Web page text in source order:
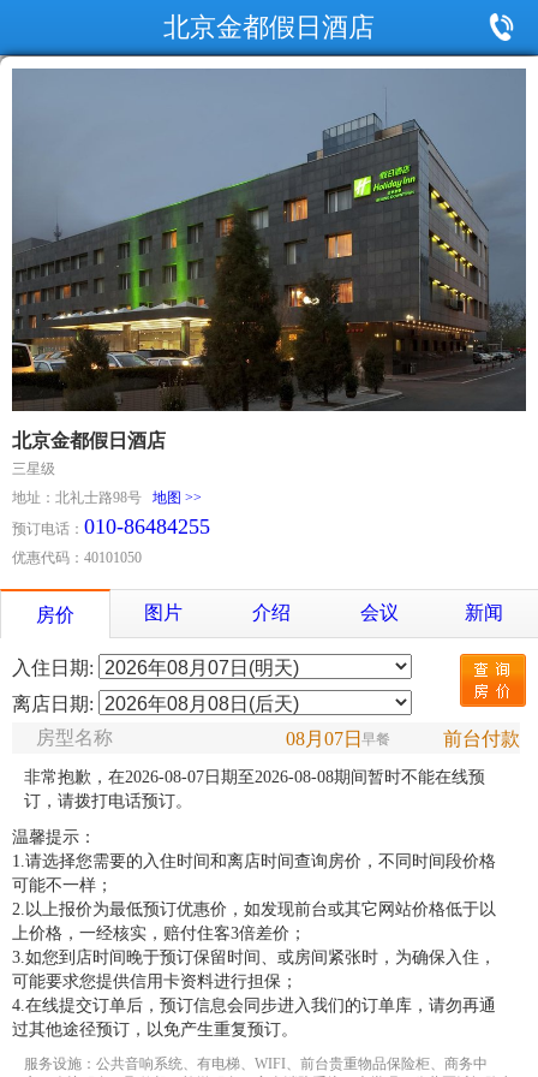
北京金都假日酒店
北京金都假日酒店
三星级
地址：北礼士路98号 地图 >>
预订电话： 010-86484255
优惠代码：40101050
房价 图片 介绍 会议 新闻
入住日期:
离店日期:
08月07日早餐 前台付款
房型名称
非常抱歉，在2026-08-07日期至2026-08-08期间暂时不能在线预
订，请拨打电话预订。
温馨提示：
1.请选择您需要的入住时间和离店时间查询房价，不同时间段价格
可能不一样；
2.以上报价为最低预订优惠价，如发现前台或其它网站价格低于以
上价格，一经核实，赔付住客3倍差价；
3.如您到店时间晚于预订保留时间、或房间紧张时，为确保入住，
可能要求您提供信用卡资料进行担保；
4.在线提交订单后，预订信息会同步进入我们的订单库，请勿再通
过其他途径预订，以免产生重复预订。
服务设施：公共音响系统、有电梯、WIFI、前台贵重物品保险柜、商务中